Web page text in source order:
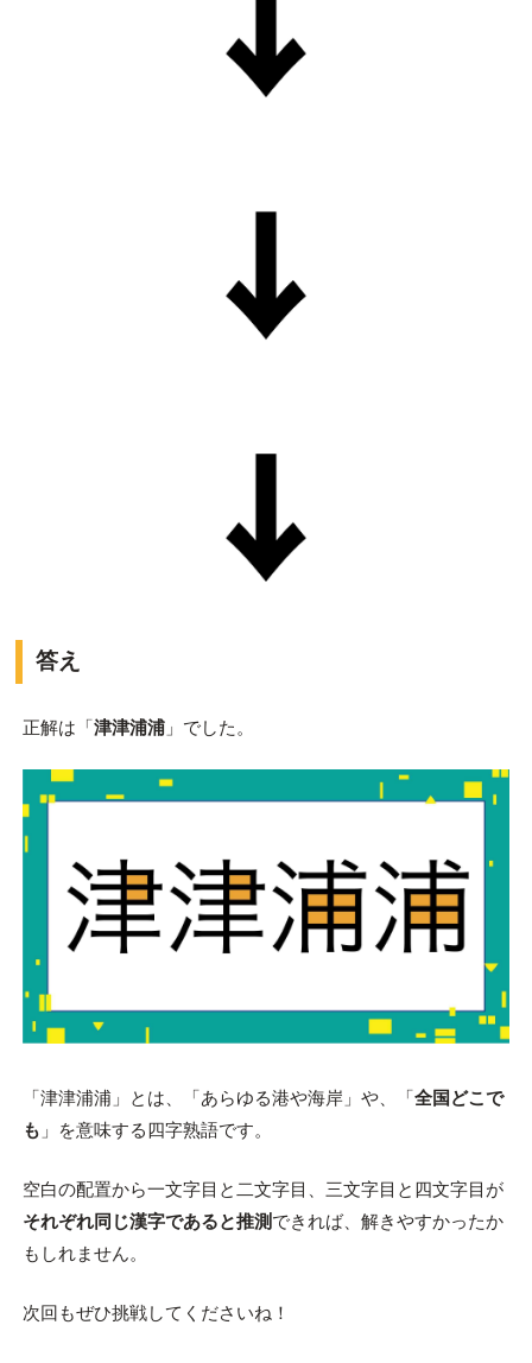
答え
正解は「津津浦浦」でした。
「津津浦浦」とは、「あらゆる港や海岸」や、「全国どこで
も 」を意味する四字熟語です。
空白の配置から一文字目と二文字目、三文字目と四文字目が
それぞれ同じ漢字であると推測できれば、解きやすかったか
もしれません。
次回もぜひ挑戦してくださいね！